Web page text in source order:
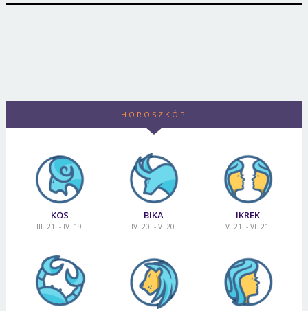
HOROSZKÓP
KOS
III. 21. - IV. 19.
BIKA
IV. 20. - V. 20.
IKREK
V. 21. - VI. 21.